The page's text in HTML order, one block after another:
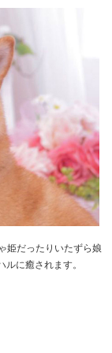
姫だったりいたずら娘
に癒されます。